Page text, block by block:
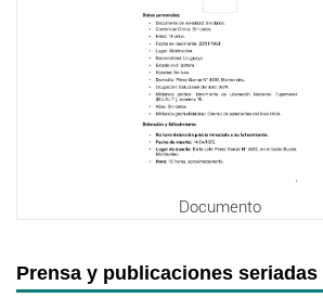
Documento
Prensa y publicaciones seriadas